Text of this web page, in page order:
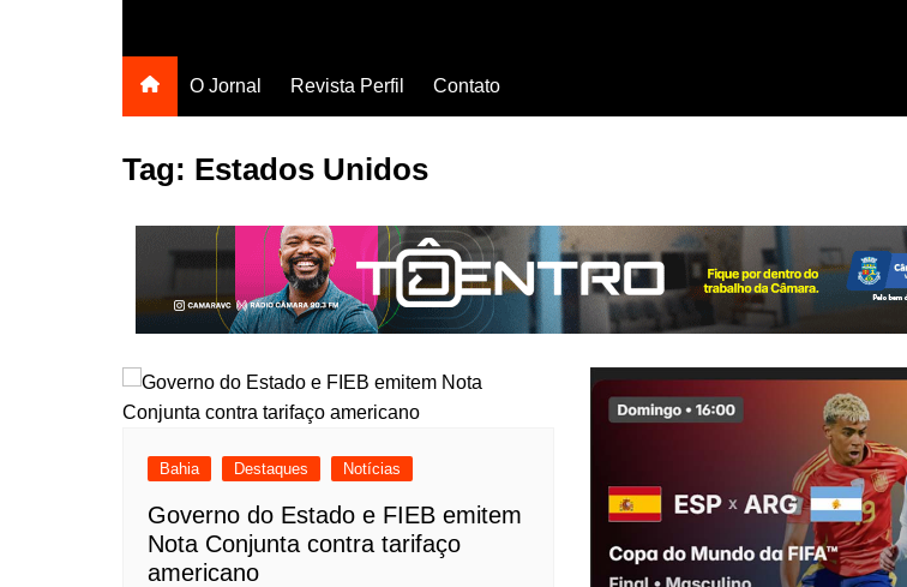
O Jornal Revista Perfil Contato
Tag: Estados Unidos
Bahia Destaques Notícias
Governo do Estado e FIEB emitem
Nota Conjunta contra tarifaço
americano